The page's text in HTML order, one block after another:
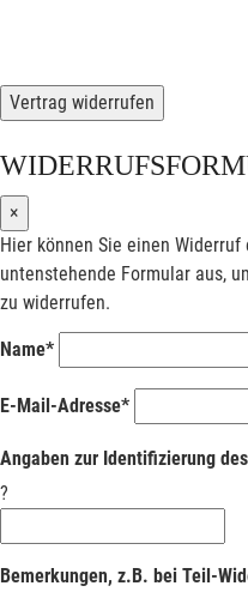
Vertrag widerrufen
×
Hier können Sie einen
untenstehende Formular aus,
zu widerrufen.
Name*
E-Mail-Adresse*
Angaben zur Identifizierung
?
Bemerkungen, z.B. bei Teil-